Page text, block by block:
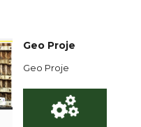
Geo Proje
Geo Proje